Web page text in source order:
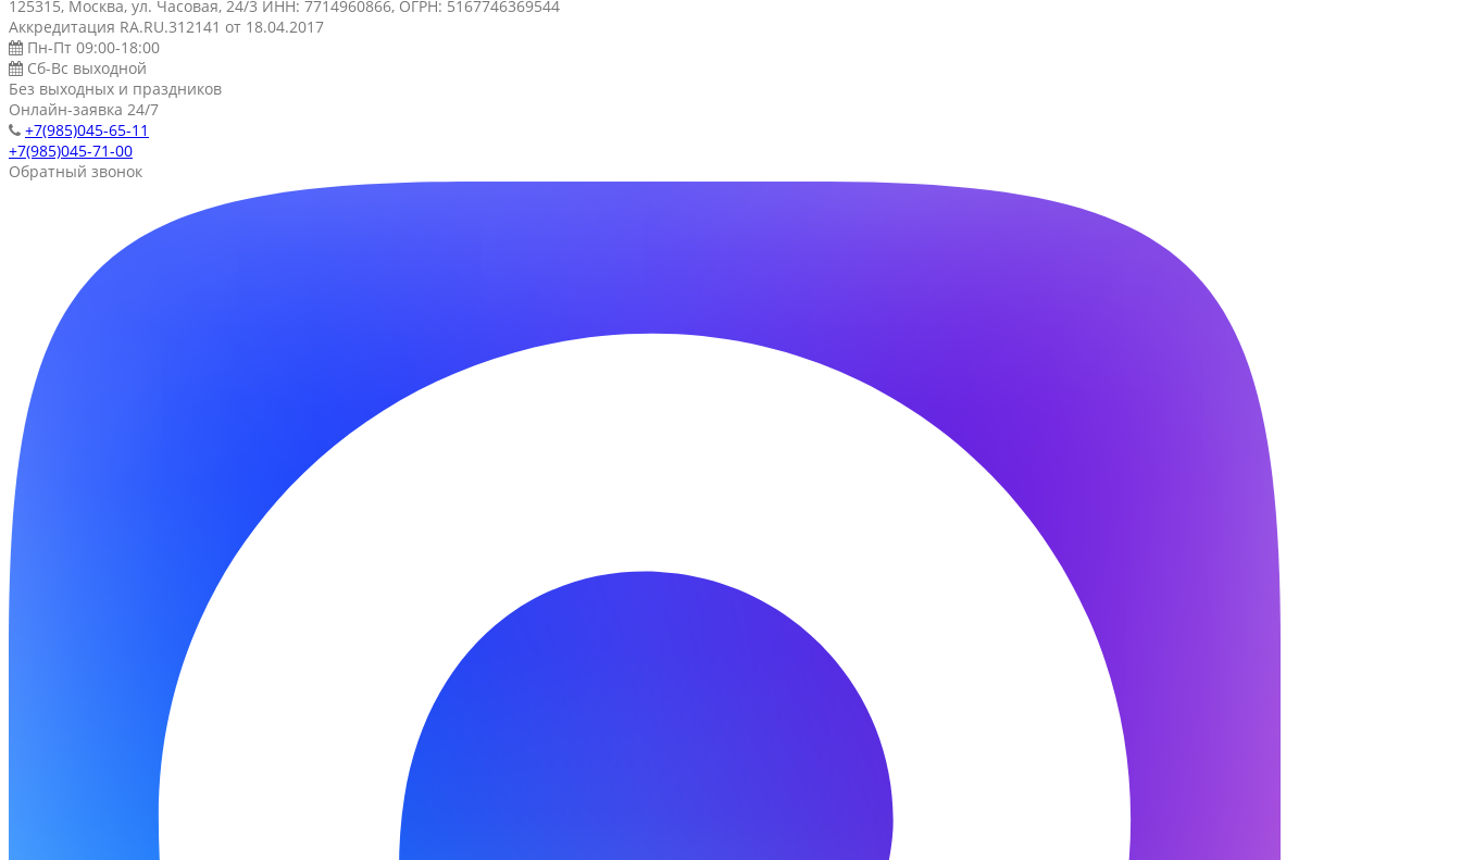
125315, Москва, ул. Часовая, 24/3 ИНН: 7714960866, ОГРН: 5167746369544
Аккредитация RA.RU.312141 от 18.04.2017
Пн-Пт 09:00-18:00
Сб-Вс выходной
Без выходных и праздников
Онлайн-заявка 24/7
+7(985)045-65-11
+7(985)045-71-00
Обратный звонок